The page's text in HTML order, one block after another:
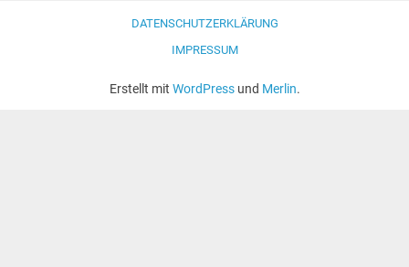
DATENSCHUTZERKLÄRUNG
IMPRESSUM
Erstellt mit WordPressund Merlin.